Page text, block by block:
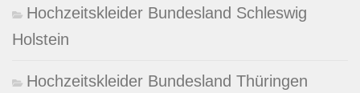
Hochzeitskleider Bundesland Schleswig
Holstein
Hochzeitskleider Bundesland Thüringen